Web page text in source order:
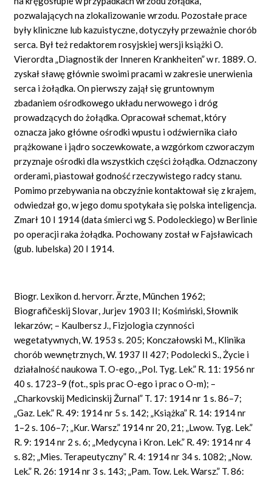
pozwalających na zlokalizowanie wrzodu. Pozostałe prace
były kliniczne lub kazuistyczne, dotyczyły przeważnie chorób
serca. Był też redaktorem rosyjskiej wersji książki O.
Vierordta „Diagnostik der Inneren Krankheiten”wr. 1889. O.
zyskał sławę głównie swoimi pracami w zakresie unerwienia
serca i żołądka. On pierwszy zajął się gruntownym
zbadaniem ośrodkowego układu nerwowego i dróg
prowadzących do żołądka. Opracował schemat, który
oznacza jako główne ośrodki wpustu i odźwiernika ciało
prążkowane i jądro soczewkowate, a wzgórkom czworaczym
przyznaje ośrodki dla wszystkich części żołądka. Odznaczony
orderami, piastował godność rzeczywistego radcy stanu.
Pomimo przebywania na obczyźnie kontaktował się z krajem,
odwiedzał go, w jego domu spotykała się polska inteligencja.
Zmarł 10 I 1914 (data śmierci wg S. Podoleckiego) w Berlinie
po operacji raka żołądka. Pochowany został w Fajsławicach
(gub. lubelska) 20 I 1914.
Biogr. Lexikond.hervorr. Ärzte, München 1962;
BiografičeskijSlovar, Jurjev 1903 II; Kośmiński, Słownik
lekarzów; – Kaulbersz J., Fizjologia czynności
wegetatywnych, W. 1953 s. 205; Konczałowski M., Klinika
chorób wewnętrznych, W. 1937 II 427; Podolecki S., Życie i
działalność naukowa T. O-ego, „Pol. Tyg. Lek.” R. 11: 1956 nr
40 s. 1723–9 (fot., spis prac O-ego i prac o O-m); –
„Charkovskij Medicinskij Žurnal” T. 17: 1914 nr 1 s. 86–7;
„Gaz. Lek.” R. 49: 1914 nr 5 s. 142; „Książka” R. 14: 1914 nr
1–2 s. 106–7; „Kur. Warsz.” 1914 nr 20, 21; „Lwow. Tyg. Lek.”
R. 9: 1914 nr 2 s. 6; „Medycyna i Kron. Lek.” R. 49: 1914 nr 4
s. 82; „Mies. Terapeutyczny” R. 4: 1914 nr 34 s. 1082; „Now.
Lek.” R. 26: 1914 nr 3 s. 143; „Pam. Tow. Lek. Warsz.” T. 86: